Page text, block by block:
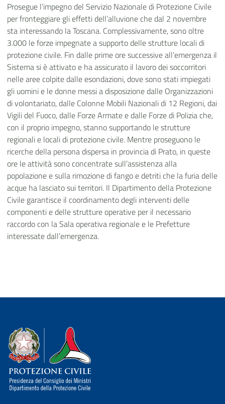
Prosegue l’impegno del Servizio Nazionale di Protezione Civile
per fronteggiare gli effetti dell’alluvione che dal 2 novembre
sta interessando la Toscana. Complessivamente, sono oltre
3.000 le forze impegnate a supporto delle strutture locali di
protezione civile. Fin dalle prime ore successive all’emergenza il
Sistema si è attivato e ha assicurato il lavoro dei soccorritori
nelle aree colpite dalle esondazioni, dove sono stati impiegati
gli uomini e le donne messi a disposizione dalle Organizzazioni
di volontariato, dalle Colonne Mobili Nazionali di 12 Regioni, dai
Vigili del Fuoco, dalle Forze Armate e dalle Forze di Polizia che,
con il proprio impegno, stanno supportando le strutture
regionali e locali di protezione civile. Mentre proseguono le
ricerche della persona dispersa in provincia di Prato, in queste
ore le attività sono concentrate sull’assistenza alla
popolazione e sulla rimozione di fango e detriti che la furia delle
acque ha lasciato sui territori. Il Dipartimento della Protezione
Civile garantisce il coordinamento degli interventi delle
componenti e delle strutture operative per il necessario
raccordo con la Sala operativa regionale e le Prefetture
interessate dall’emergenza.
Dipartimento della Protezione Civile